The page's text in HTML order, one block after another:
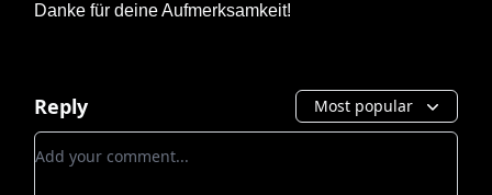
Danke für deine Aufmerksamkeit!
Reply Most popular
Add your comment